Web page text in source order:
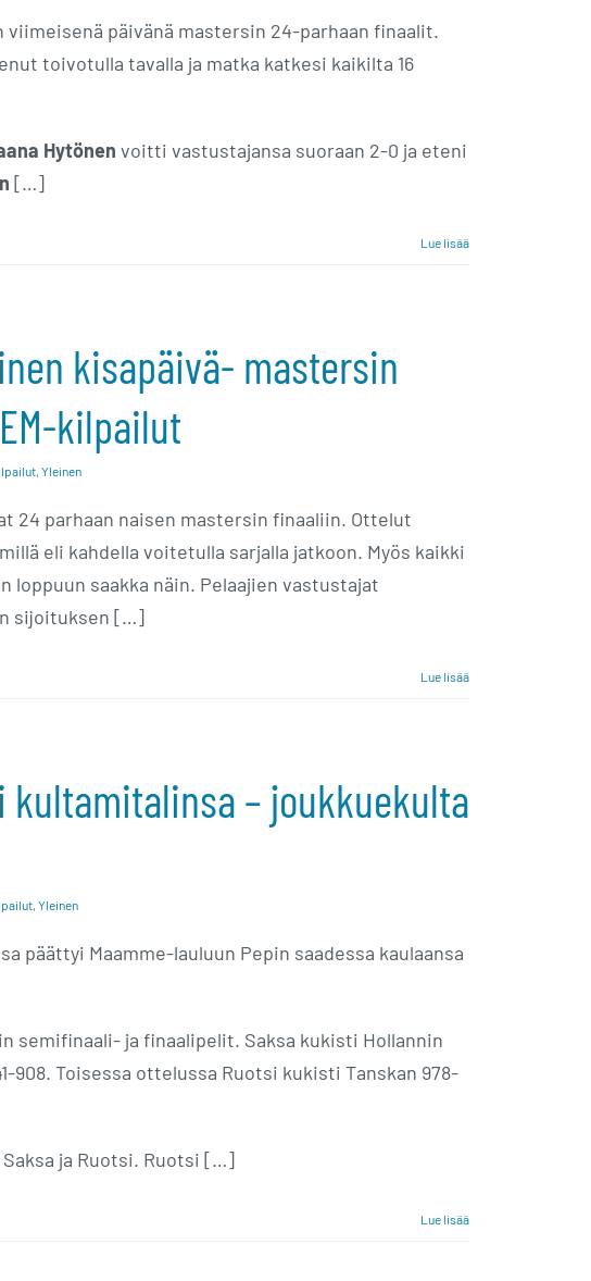
päivänä mastersin 24-parhaan finaalit.
toivotulla tavalla ja matka katkesi kaikilta 16
Hytönen voitti vastustajansa suoraan 2-0 ja eteni
[…]
Lue lisää
kisapäivä- mastersin
kilpailut
, Yleinen
24 parhaan naisen mastersin finaaliin. Ottelut
eli kahdella voitetulla sarjalla jatkoon. Myös kaikki
loppuun saakka näin. Pelaajien vastustajat
sijoituksen […]
Lue lisää
kultamitalinsa – joukkuekulta
, Yleinen
päättyi Maamme-lauluun Pepin saadessa kaulaansa
semifinaali- ja finaalipelit. Saksa kukisti Hollannin
908. Toisessa ottelussa Ruotsi kukisti Tanskan 978-
ja Ruotsi. Ruotsi […]
Lue lisää